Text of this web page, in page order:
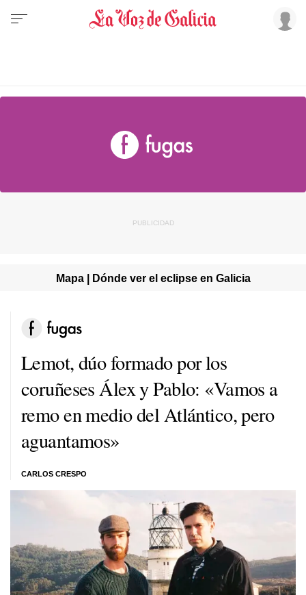
Mapa | Dónde ver el eclipse en Galicia
Lemot, dúo formado por los
coruñeses Álex y Pablo: «Vamos a
remo en medio del Atlántico, pero
aguantamos»
CARLOS CRESPO